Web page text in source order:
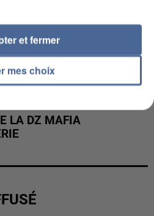
LA DZ MAFIA
mes choix
et fermer